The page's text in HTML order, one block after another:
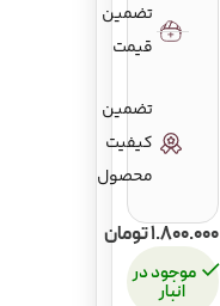
تضمین
قیمت
تضمین
کیفیت
محصول
1.800.000تومان
موجود در
انبار